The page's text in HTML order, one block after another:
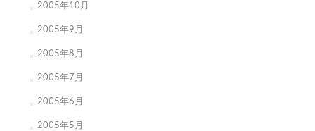
2005年10月
2005年9月
2005年8月
2005年7月
2005年6月
2005年5月